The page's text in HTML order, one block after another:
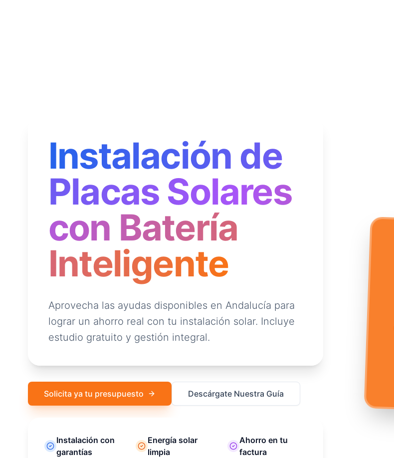
Instalación de
Placas Solares
con Batería
Inteligente
Aprovecha las ayudas disponibles en Andalucía para
lograr un ahorro real con tu instalación solar. Incluye
estudio gratuito y gestión integral.
Solicita ya tu presupuesto Descárgate Nuestra Guía
Instalación con
garantías
Energía solar
limpia
Ahorro en tu
factura